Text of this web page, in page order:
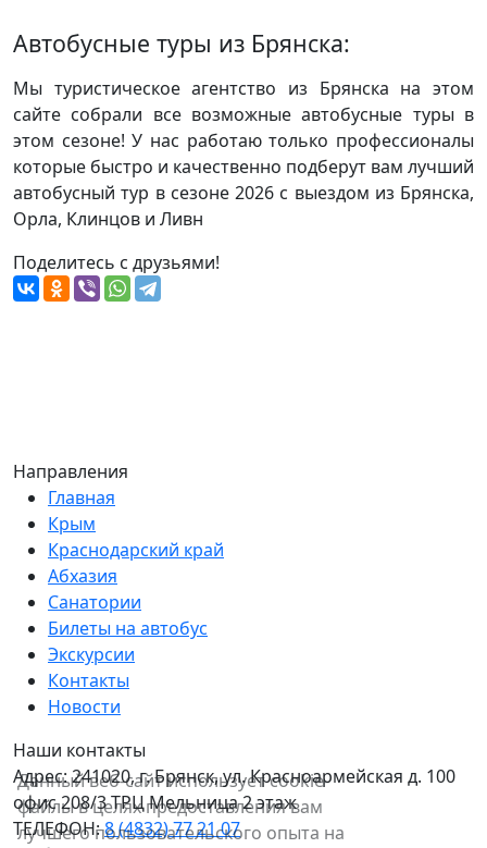
Автобусные туры из Брянска:
Мы туристическое агентство из Брянска на этом
сайте собрали все возможные автобусные туры в
этом сезоне! У нас работаю только профессионалы
которые быстро и качественно подберут вам лучший
автобусный тур в сезоне 2026 с выездом из Брянска,
Орла, Клинцов и Ливн
Поделитесь с друзьями!
Направления
Главная
Крым
Краснодарский край
Абхазия
Санатории
Билеты на автобус
Экскурсии
Контакты
Новости
Наши контакты
Адрес:241020, г. Брянск, ул. Красноармейская д. 100
офис 208/3 ТРЦ Мельница 2 этаж
ТЕЛЕФОН:8 (4832) 77 21 07
Данный веб-сайт использует cookie-
файлы в целях предоставления вам
лучшего пользовательского опыта на